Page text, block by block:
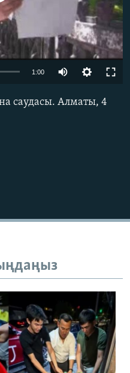
1:00
саудасы. Алматы, 4